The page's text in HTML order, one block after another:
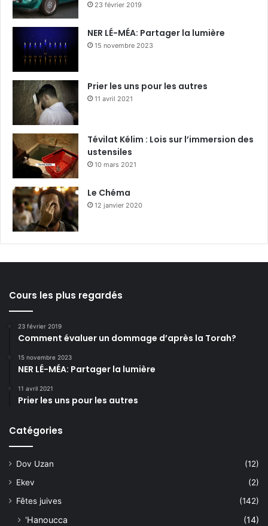
23 février 2019
NER LÉ-MÉA: Partager la lumière
15 novembre 2023
Prier les uns pour les autres
11 avril 2021
Tévilat Kélim : Lois sur l’immersion des
ustensiles
10 mars 2021
Le Chéma
12 janvier 2020
Cours les plus regardés
23 février 2019
Comment évaluer un dommage d’après la Torah?
15 novembre 2023
NER LÉ-MÉA: Partager la lumière
11 avril 2021
Prier les uns pour les autres
Catégories
Dov Uzan
(12)
Ekev
(2)
Fêtes juives
(142)
'Hanoucca
(14)